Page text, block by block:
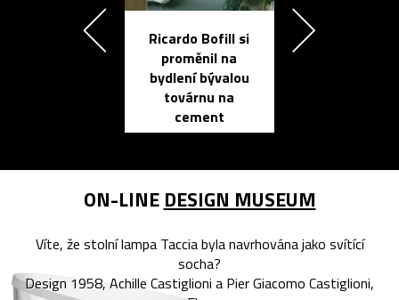
Ricardo Bofill si
proměnil na
bydlení bývalou
továrnu na
cement
ON-LINE DESIGN MUSEUM
Víte, že stolní lampa Taccia byla navrhována jako svítící
socha?
Design 1958, Achille Castiglioni a Pier Giacomo Castiglioni,